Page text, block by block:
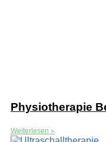
Physiotherapie
Weiterlesen »